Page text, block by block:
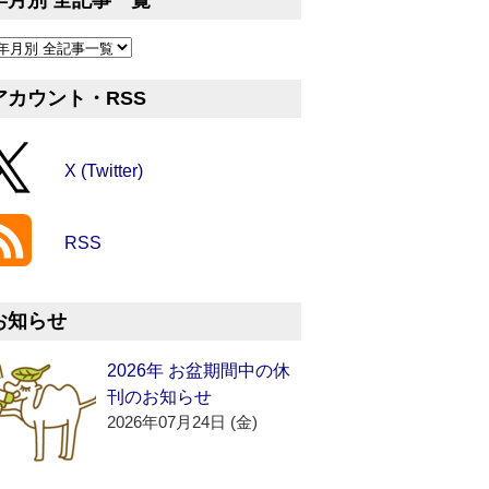
カウント・RSS
X (Twitter)
RSS
知らせ
2026年 お盆期間中の休
刊のお知らせ
2026年07月24日 (金)